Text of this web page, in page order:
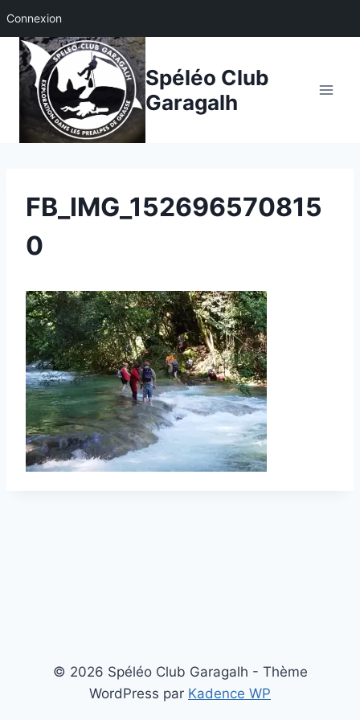
Connexion
Aller
contenu
Spéléo Club
Garagalh
FB_IMG_152696570815
0
© 2026 Spéléo Club Garagalh - Thème
WordPress par Kadence WP